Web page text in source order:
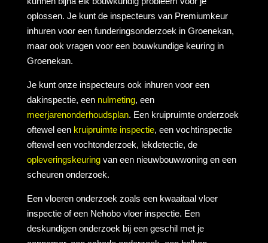
oplossen. Je kunt de inspecteurs van Premiumkeur
inhuren voor een funderingsonderzoek in Groenekan,
maar ook vragen voor een bouwkundige keuring in
Groenekan.
Je kunt onze inspecteurs ook inhuren voor een
dakinspectie, een nulmeting, een
meerjarenonderhoudsplan. Een kruipruimte onderzoek
oftewel een kruipruimte inspectie, een vochtinspectie
oftewel een vochtonderzoek, lekdetectie, de
opleveringskeuringvan een nieuwbouwwoning en een
scheuren onderzoek.
Een vloeren onderzoek zoals een kwaaitaal vloer
inspectie of een Nehobo vloer inspectie. Een
deskundigen onderzoek bij een geschil met je